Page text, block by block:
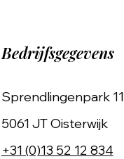
Bedrijfsgegevens
Sprendlingenpark 11
5061 JT Oisterwijk
+31 (0)13 52 12 834